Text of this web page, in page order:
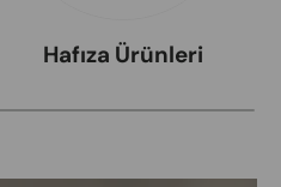
Hafıza Ürünleri